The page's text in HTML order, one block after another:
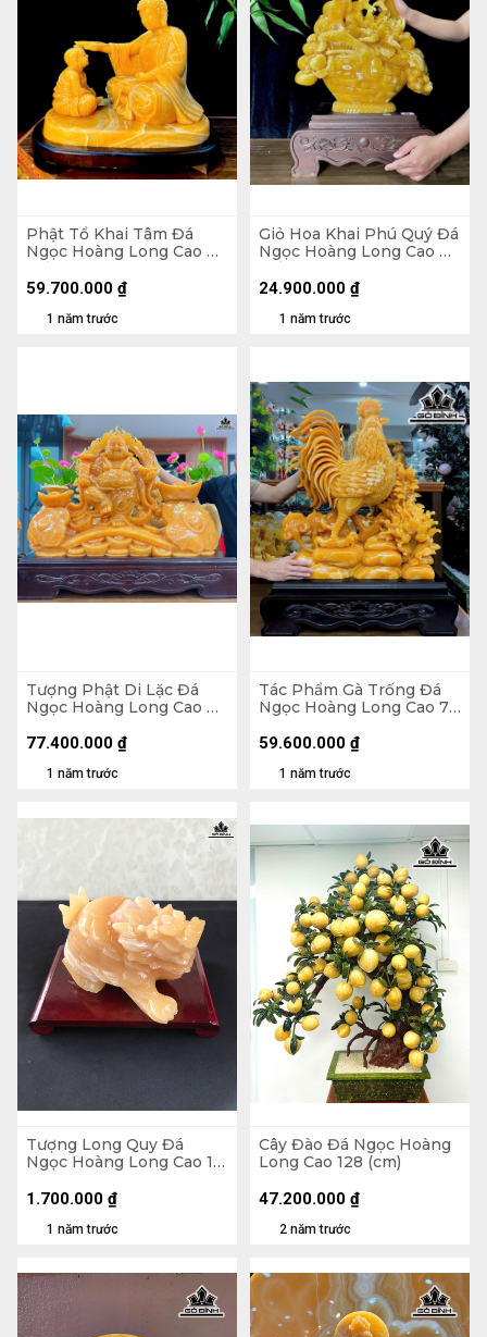
Phật Tổ Khai Tâm Đá
Ngọc Hoàng Long Cao Cả
Đế 56 Ngang 60 (cm)
1 năm trước
59.700.000 ₫
Giỏ Hoa Khai Phú Quý Đá
Ngọc Hoàng Long Cao Cả
Đế 71 - Riêng Giỏ Cao 54
Ngang 43 Sâu 13 (cm)
1 năm trước
24.900.000 ₫
Tượng Phật Di Lặc Đá
Ngọc Hoàng Long Cao Cả
Tượng Cao 105 Ngang 76
1 năm trước
77.400.000 ₫
Tác Phẩm Gà Trống Đá
Ngọc Hoàng Long Cao 76
Cao Cả Đế 95 (cm)
1 năm trước
59.600.000 ₫
Tượng Long Quy Đá
Ngọc Hoàng Long Cao 16
2,25kg
1 năm trước
1.700.000 ₫
Cây Đào Đá Ngọc Hoàng
Long Cao 128 (cm)
2 năm trước
47.200.000 ₫